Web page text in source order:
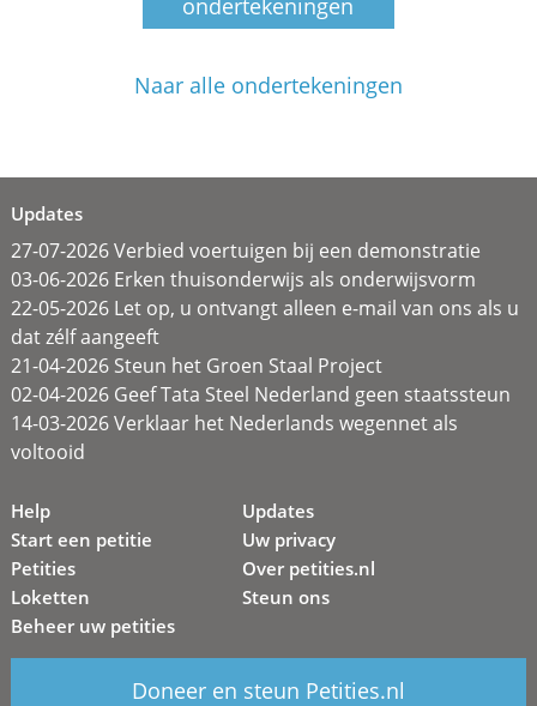
ondertekeningen
Naar alle ondertekeningen
Updates
27-07-2026 Verbied voertuigen bij een demonstratie
03-06-2026 Erken thuisonderwijs als onderwijsvorm
22-05-2026 Let op, u ontvangt alleen e-mail van ons als u
dat zélf aangeeft
21-04-2026 Steun het Groen Staal Project
02-04-2026 Geef Tata Steel Nederland geen staatssteun
14-03-2026 Verklaar het Nederlands wegennet als
voltooid
Help
Start een petitie
Petities
Loketten
Beheer uw petities
Updates
Uw privacy
Over petities.nl
Steun ons
Doneer en steun Petities.nl